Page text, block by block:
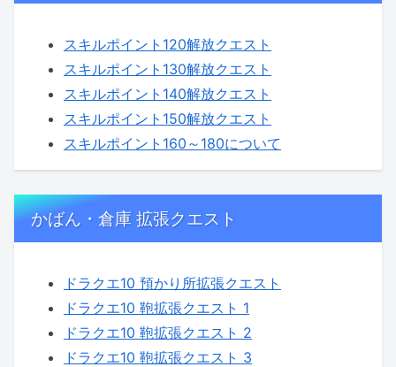
スキルポイント120解放クエスト
スキルポイント130解放クエスト
スキルポイント140解放クエスト
スキルポイント150解放クエスト
スキルポイント160～180について
かばん・倉庫 拡張クエスト
ドラクエ10 預かり所拡張クエスト
ドラクエ10 鞄拡張クエスト 1
ドラクエ10 鞄拡張クエスト 2
ドラクエ10 鞄拡張クエスト 3